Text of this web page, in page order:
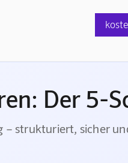
Der 5-
– strukturiert, sicher